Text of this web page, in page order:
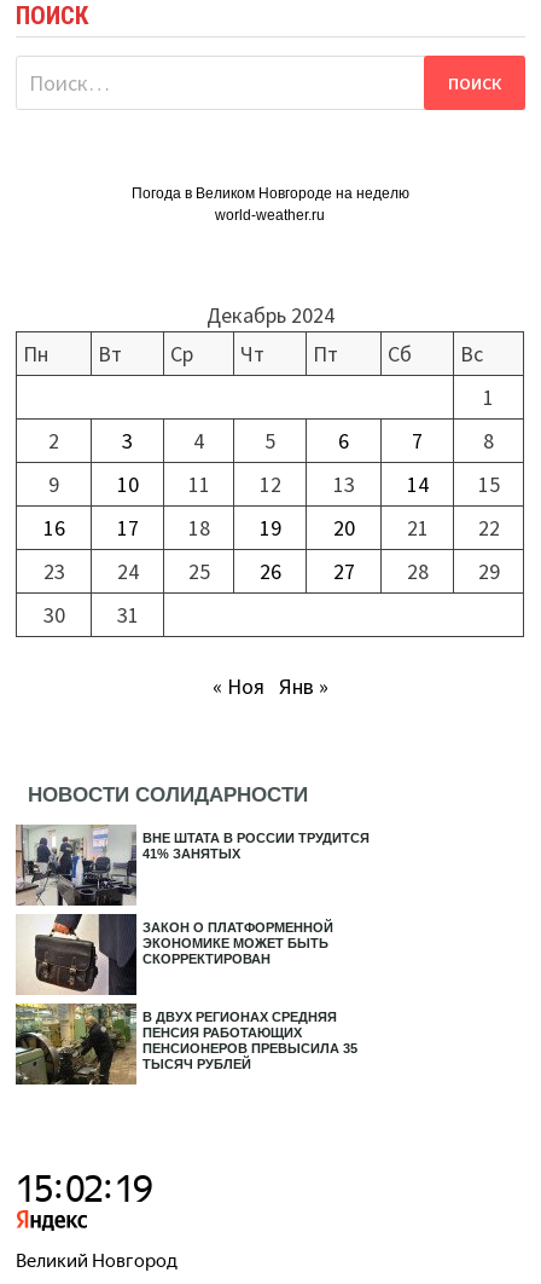
ПОИСК
Найти:
Погода в Великом Новгороде на неделю
world-weather.ru
Декабрь 2024
Пн
Вт Ср Чт Пт Сб
Вс
1
2
3 4 5 6 7
8
9
10 11 12 13 14
15
16
17 18 19 20 21
22
23
24 25 26 27 28
29
30
31
« Ноя Янв »
НОВОСТИ СОЛИДАРНОСТИ
ВНЕ ШТАТА В РОССИИ ТРУДИТСЯ
41% ЗАНЯТЫХ
ЗАКОН О ПЛАТФОРМЕННОЙ
ЭКОНОМИКЕ МОЖЕТ БЫТЬ
СКОРРЕКТИРОВАН
В ДВУХ РЕГИОНАХ СРЕДНЯЯ
ПЕНСИЯ РАБОТАЮЩИХ
ПЕНСИОНЕРОВ ПРЕВЫСИЛА 35
ТЫСЯЧ РУБЛЕЙ